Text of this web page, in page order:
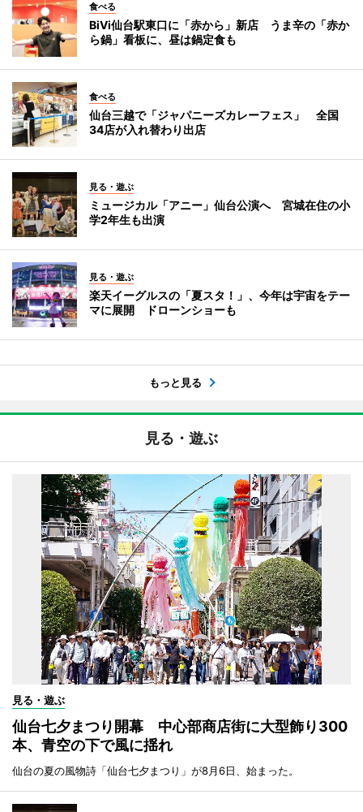
食べる
BiVi仙台駅東口に「赤から」新店 うま辛の「赤か
ら鍋」看板に、昼は鍋定食も
食べる
仙台三越で「ジャパニーズカレーフェス」 全国
34店が入れ替わり出店
見る・遊ぶ
ミュージカル「アニー」仙台公演へ 宮城在住の小
学2年生も出演
見る・遊ぶ
楽天イーグルスの「夏スタ！」、今年は宇宙をテー
マに展開 ドローンショーも
もっと見る
見る・遊ぶ
見る・遊ぶ
仙台七夕まつり開幕 中心部商店街に大型飾り300
本、青空の下で風に揺れ
仙台の夏の風物詩「仙台七夕まつり」が8月6日、始まった。